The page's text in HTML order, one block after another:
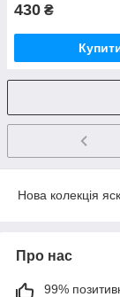
430 ₴
Нова колекція
Про нас
99%